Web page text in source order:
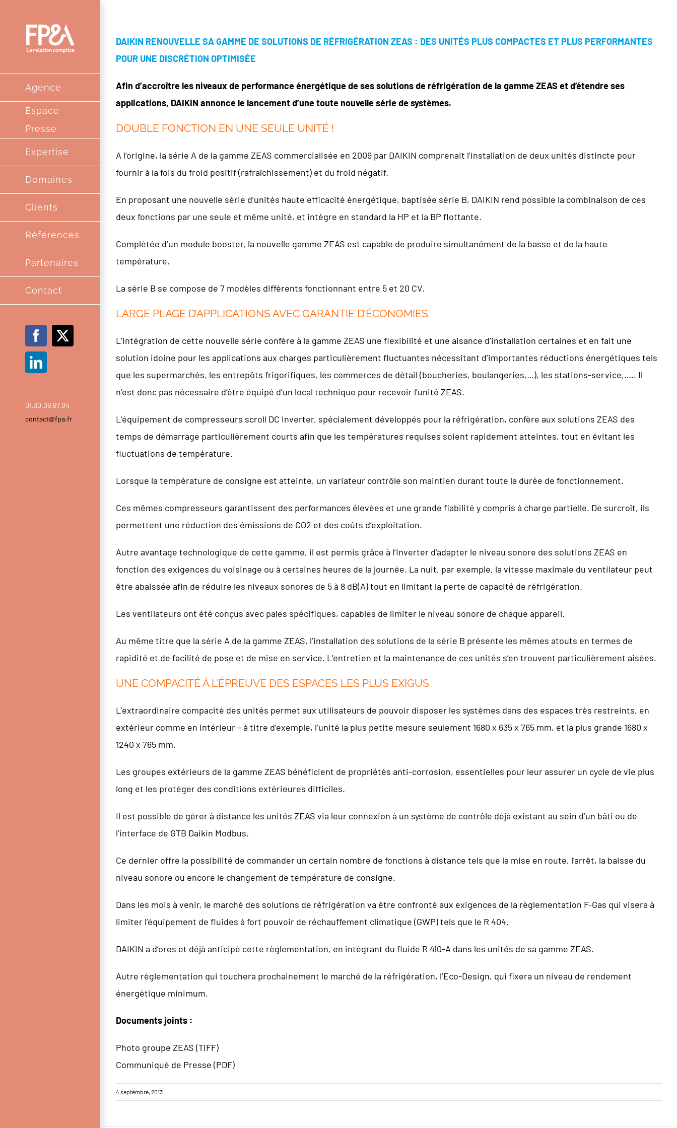
contenu
Agence
Espace
Presse
Expertise
Domaines
Clients
Références
Partenaires
Contact
Facebook
X
LinkedIn
01.30.09.67.04
contact@fpa.fr
DAIKIN RENOUVELLE SA GAMME DE SOLUTIONS DE RÉFRIGÉRATION ZEAS : DES UNITÉS PLUS COMPACTES ET PLUS PERFORMANTES
POUR UNE DISCRÉTION OPTIMISÉE
Afin d’accroître les niveaux de performance énergétique de ses solutions de réfrigération de la gamme ZEAS et d’étendre ses
applications, DAIKIN annonce le lancement d’une toute nouvelle série de systèmes.
DOUBLE FONCTION EN UNE SEULE UNITÉ !
A l’origine, la série A de la gamme ZEAS commercialisée en 2009 par DAIKIN comprenait l’installation de deux unités distincte pour
fournir à la fois du froid positif (rafraîchissement) et du froid négatif.
En proposant une nouvelle série d’unités haute efficacité énergétique, baptisée série B, DAIKIN rend possible la combinaison de ces
deux fonctions par une seule et même unité, et intègre en standard la HP et la BP flottante.
Complétée d’un module booster, la nouvelle gamme ZEAS est capable de produire simultanément de la basse et de la haute
température.
La série B se compose de 7 modèles différents fonctionnant entre 5 et 20 CV.
LARGE PLAGE D’APPLICATIONS AVEC GARANTIE D’ÉCONOMIES
L’intégration de cette nouvelle série confère à la gamme ZEAS une flexibilité et une aisance d’installation certaines et en fait une
solution idoine pour les applications aux charges particulièrement fluctuantes nécessitant d’importantes réductions énergétiques tels
que les supermarchés, les entrepôts frigorifiques, les commerces de détail (boucheries, boulangeries,…), les stations-service,….. Il
n’est donc pas nécessaire d’être équipé d’un local technique pour recevoir l’unité ZEAS.
L’équipement de compresseurs scroll DC Inverter, spécialement développés pour la réfrigération, confère aux solutions ZEAS des
temps de démarrage particulièrement courts afin que les températures requises soient rapidement atteintes, tout en évitant les
fluctuations de température.
Lorsque la température de consigne est atteinte, un variateur contrôle son maintien durant toute la durée de fonctionnement.
Ces mêmes compresseurs garantissent des performances élevées et une grande fiabilité y compris à charge partielle. De surcroît, ils
permettent une réduction des émissions de CO2 et des coûts d’exploitation.
Autre avantage technologique de cette gamme, il est permis grâce à l’Inverter d’adapter le niveau sonore des solutions ZEAS en
fonction des exigences du voisinage ou à certaines heures de la journée. La nuit, par exemple, la vitesse maximale du ventilateur peut
être abaissée afin de réduire les niveaux sonores de 5 à 8 dB(A) tout en limitant la perte de capacité de réfrigération.
Les ventilateurs ont été conçus avec pales spécifiques, capables de limiter le niveau sonore de chaque appareil.
Au même titre que la série A de la gamme ZEAS, l’installation des solutions de la série B présente les mêmes atouts en termes de
rapidité et de facilité de pose et de mise en service. L’entretien et la maintenance de ces unités s’en trouvent particulièrement aisées.
UNE COMPACITÉ À L’ÉPREUVE DES ESPACES LES PLUS EXIGUS
L’extraordinaire compacité des unités permet aux utilisateurs de pouvoir disposer les systèmes dans des espaces très restreints, en
extérieur comme en intérieur – à titre d’exemple, l’unité la plus petite mesure seulement 1680 x 635 x 765 mm, et la plus grande 1680 x
1240 x 765 mm.
Les groupes extérieurs de la gamme ZEAS bénéficient de propriétés anti-corrosion, essentielles pour leur assurer un cycle de vie plus
long et les protéger des conditions extérieures difficiles.
Il est possible de gérer à distance les unités ZEAS via leur connexion à un système de contrôle déjà existant au sein d’un bâti ou de
l’interface de GTB Daikin Modbus.
Ce dernier offre la possibilité de commander un certain nombre de fonctions à distance tels que la mise en route, l’arrêt, la baisse du
niveau sonore ou encore le changement de température de consigne.
Dans les mois à venir, le marché des solutions de réfrigération va être confronté aux exigences de la règlementation F-Gas qui visera à
limiter l’équipement de fluides à fort pouvoir de réchauffement climatique (GWP) tels que le R 404.
DAIKIN a d’ores et déjà anticipé cette règlementation, en intégrant du fluide R 410-A dans les unités de sa gamme ZEAS.
Autre règlementation qui touchera prochainement le marché de la réfrigération, l’Eco-Design, qui fixera un niveau de rendement
énergétique minimum.
Documents joints :
Photo groupe ZEAS (TIFF)
Communiqué de Presse (PDF)
4 septembre, 2013